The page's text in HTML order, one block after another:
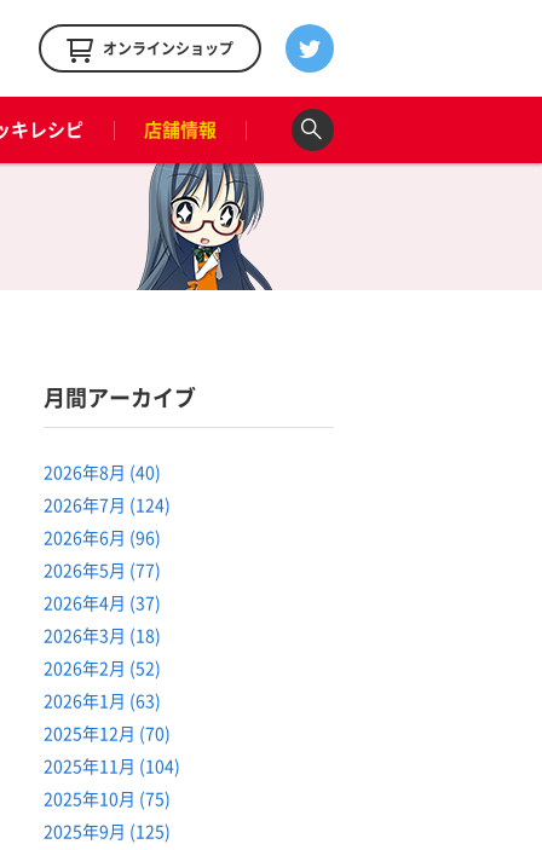
オンラインショップ
キレシピ 店舗情報
月間アーカイブ
2026年8月 (40)
2026年7月 (124)
2026年6月 (96)
2026年5月 (77)
2026年4月 (37)
2026年3月 (18)
2026年2月 (52)
2026年1月 (63)
2025年12月 (70)
2025年11月 (104)
2025年10月 (75)
2025年9月 (125)